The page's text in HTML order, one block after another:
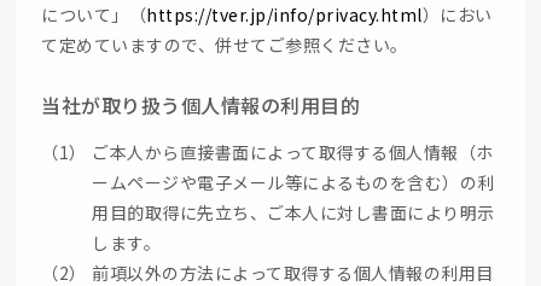
について」（https://tver.jp/info/privacy.html）におい
て定めていますので、併せてご参照ください。
当社が取り扱う個人情報の利用目的
（1）
ご本人から直接書面によって取得する個人情報（ホ
ームページや電子メール等によるものを含む）の利
用目的取得に先立ち、ご本人に対し書面により明示
します。
（2）
前項以外の方法によって取得する個人情報の利用目